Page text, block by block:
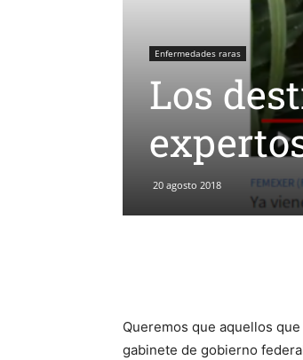
Enfermedades raras
Los
20 agosto 2018
Queremos que aquellos
gabinete de gobierno